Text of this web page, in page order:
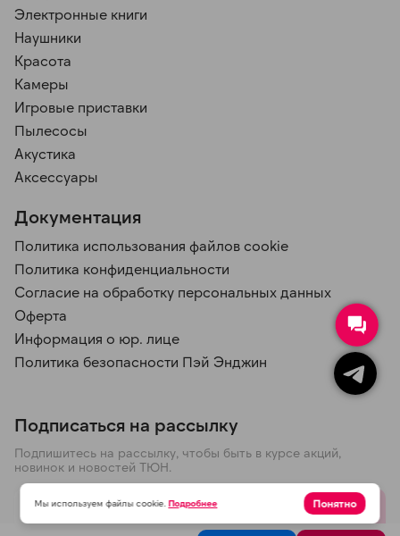
Электронные книги
Наушники
Красота
Камеры
Игровые приставки
Пылесосы
Акустика
Аксессуары
Документация
Политика использования файлов cookie
Политика конфиденциальности
Согласие на обработку персональных данных
Оферта
Информация о юр. лице
Политика безопасности Пэй Энджин
Подписаться на рассылку
Подпишитесь на рассылку, чтобы быть в курсе акций,
новинок и новостей ТЮН.
Отправить
Мы используем файлы cookie.Подробнее Понятно